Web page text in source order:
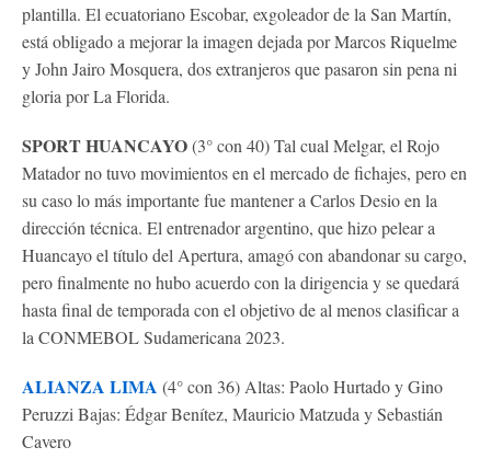
plantilla. El ecuatoriano Escobar, exgoleador de la San Martín,
está obligado a mejorar la imagen dejada por Marcos Riquelme
y John Jairo Mosquera, dos extranjeros que pasaron sin pena ni
gloria por La Florida.
SPORT HUANCAYO(3° con 40) Tal cual Melgar, el Rojo
Matador no tuvo movimientos en el mercado de fichajes, pero en
su caso lo más importante fue mantener a Carlos Desio en la
dirección técnica. El entrenador argentino, que hizo pelear a
Huancayo el título del Apertura, amagó con abandonar su cargo,
pero finalmente no hubo acuerdo con la dirigencia y se quedará
hasta final de temporada con el objetivo de al menos clasificar a
la CONMEBOL Sudamericana 2023.
ALIANZA LIMA (4° con 36) Altas: Paolo Hurtado y Gino
Peruzzi Bajas: Édgar Benítez, Mauricio Matzuda y Sebastián
Cavero